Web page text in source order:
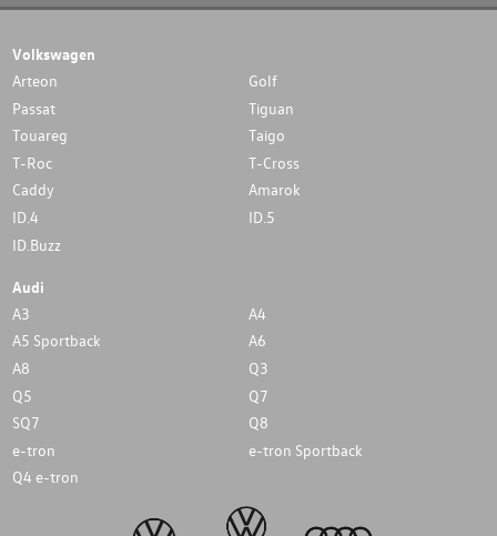
Volkswagen
Arteon
Golf
Passat
Tiguan
Touareg
Taigo
T-Roc
T-Cross
Caddy
Amarok
ID.4
ID.5
ID.Buzz
Audi
A3
A4
A5 Sportback
A6
A8
Q3
Q5
Q7
SQ7
Q8
e-tron
e-tron Sportback
Q4 e-tron